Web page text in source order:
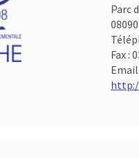
Parc
Fax :
Email